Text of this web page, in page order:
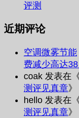
评测
近期评论
空调微雾节能
费减少高达38
coak 发表在
测评见真章》
hello 发表在
测评见真章》